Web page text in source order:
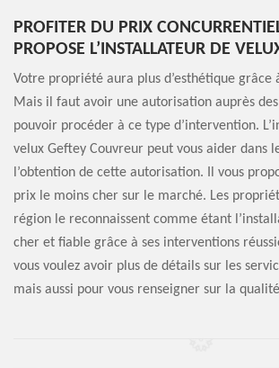
PROFITER DU PRIX
PROPOSE L’INSTALLATEUR DE
Votre propriété aura plus d’esthétique grâce
Mais il faut avoir une autorisation auprès
pouvoir procéder à ce type d’intervention.
velux Geftey Couvreur peut vous aider dans
l’obtention de cette autorisation. Il vous
prix le moins cher sur le marché. Les
région le reconnaissent comme étant
cher et fiable grâce à ses interventions
vous voulez avoir plus de détails sur les
mais aussi pour vous renseigner sur la